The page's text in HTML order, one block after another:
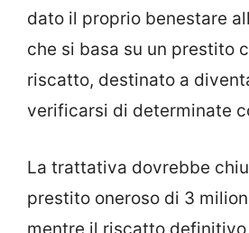
dato il proprio benestare
che si basa su un prestito
riscatto, destinato a
verificarsi di determinate
La trattativa dovrebbe
prestito oneroso di 3
mentre il riscatto